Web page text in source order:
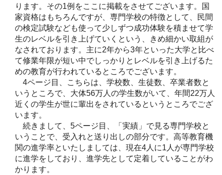
ります。その1例をここに掲載をさせてございます。国
家資格はもちろんですが、専門学校の特徴として、民間
の検定試験なども使って少しずつ成功体験を積ませて学
生のレベルを引き上げていくという、きめ細かい取組が
なされております。主に2年から3年といった大学と比べ
て修業年限が短い中でしっかりとレベルを引き上げるた
めの教育が行われているところでございます。
4ページ目、こちらは、学校数、生徒数、卒業者数と
いうところで、大体56万人の学生数がいて、年間22万人
近くの学生が世に輩出をされているというところでござ
います。
続きまして、5ページ目、「実績」で見る専門学校と
いうことで、受入れと送り出しの部分です。高等教育機
関の進学率といたしましては、現在4人に1人が専門学校
に進学をしており、進学先として定着していることがわ
かります。